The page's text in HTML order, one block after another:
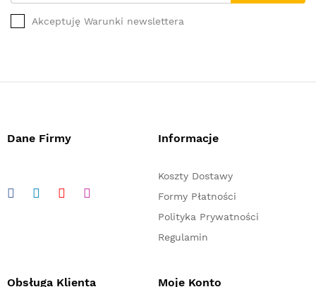
Akceptuję Warunki newslettera
Dane Firmy Informacje
Koszty Dostawy
Formy Płatności
Polityka Prywatności
Regulamin
Obsługa Klienta Moje Konto